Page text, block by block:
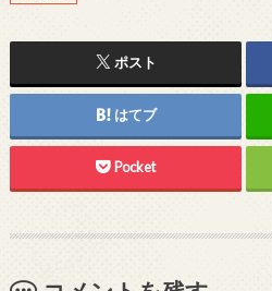
ポスト
はてブ
Pocket